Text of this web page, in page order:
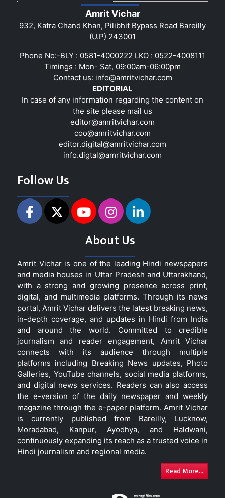
Amrit Vichar
932, Katra Chand Khan, Pilibhit Bypass Road Bareilly
(U.P) 243001
Phone No:-BLY : 0581-4000222 LKO : 0522-4008111
Timings : Mon- Sat, 09:00am-06:00pm
Contact us: info@amritvichar.com
EDITORIAL
In case of any information regarding the content on
the site please mail us
editor@amritvichar.com
coo@amritvichar.com
editor.digital@amritvichar.com
info.digtal@amritvichar.com
Follow Us
About Us
Amrit Vichar is one of the leading Hindi newspapers
and media houses in Uttar Pradesh and Uttarakhand,
with a strong and growing presence across print,
digital, and multimedia platforms. Through its news
portal, Amrit Vichar delivers the latest breaking news,
in-depth coverage, and updates in Hindi from India
and around the world. Committed to credible
journalism and reader engagement, Amrit Vichar
connects with its audience through multiple
platforms including Breaking News updates, Photo
Galleries, YouTube channels, social media platforms,
and digital news services. Readers can also access
the e-version of the daily newspaper and weekly
magazine through the e-paper platform. Amrit Vichar
is currently published from Bareilly, Lucknow,
Moradabad, Kanpur, Ayodhya, and Haldwani,
continuously expanding its reach as a trusted voice in
Hindi journalism and regional media.
Read More...